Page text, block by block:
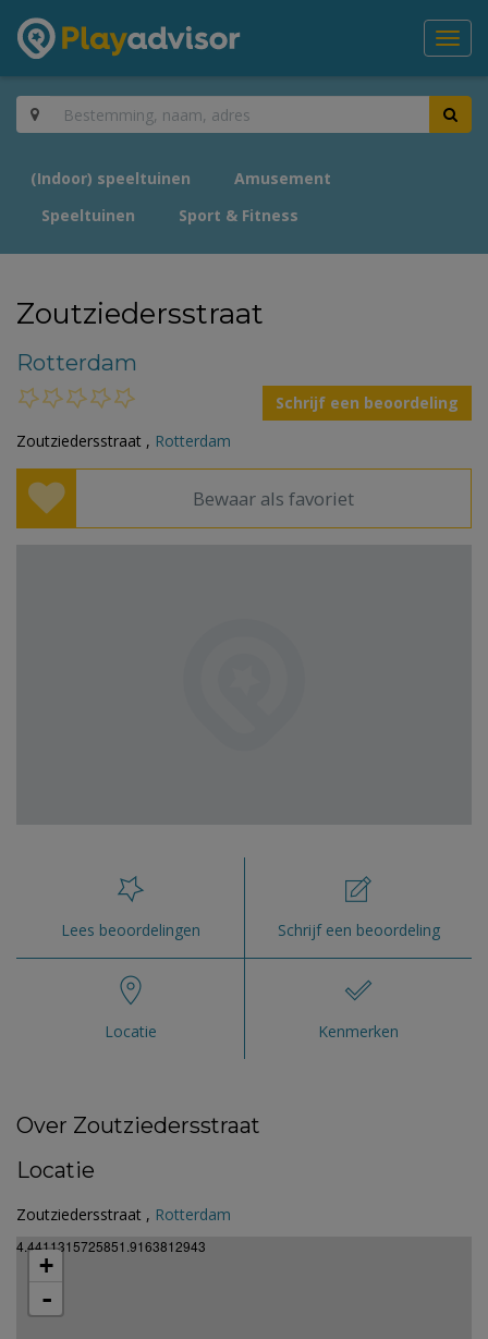
(Indoor) speeltuinen
Amusement
Speeltuinen
Sport & Fitness
Zoutziedersstraat
Rotterdam
Schrijf een beoordeling
Zoutziedersstraat , Rotterdam
Bewaar als favoriet
Lees beoordelingen Schrijf een beoordeling
Locatie Kenmerken
Over Zoutziedersstraat
Locatie
Zoutziedersstraat , Rotterdam
4.4411315725851.9163812943
+
-